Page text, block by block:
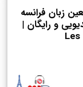
زبان فرانسه
و رایگان |